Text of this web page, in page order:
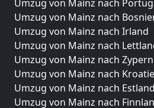
Umzug von Mainz nach
Umzug von Mainz nach
Umzug von Mainz nach Irland
Umzug von Mainz nach
Umzug von Mainz nach Zypern
Umzug von Mainz nach
Umzug von Mainz nach Estland
Umzug von Mainz nach